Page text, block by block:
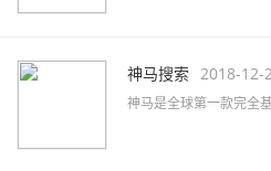
神马搜索 2018-12-
神马是全球第一款完全